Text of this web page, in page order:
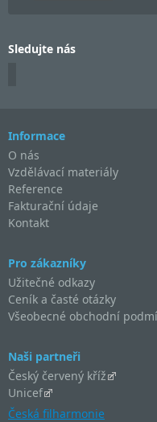
Sledujte nás
Informace
O nás
Vzdělávací materiály
Reference
Fakturační údaje
Kontakt
Pro zákazníky
Užitečné odkazy
Ceník a časté otázky
Všeobecné obchodní
Naši partneři
Český červený kříž
Unicef
Česká filharmonie